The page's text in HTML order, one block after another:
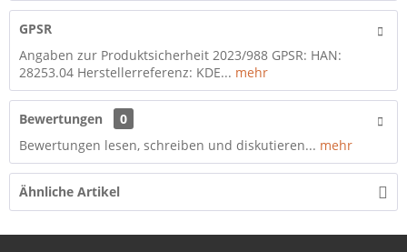
GPSR
Angaben zur Produktsicherheit 2023/988 GPSR: HAN:
28253.04 Herstellerreferenz: KDE... mehr
Bewertungen
0
Bewertungen lesen, schreiben und diskutieren... mehr
Ähnliche Artikel